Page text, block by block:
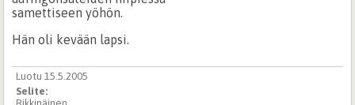
samettiseen yöhön.
Hän oli kevään lapsi.
Luotu 15.5.2005
Selite: